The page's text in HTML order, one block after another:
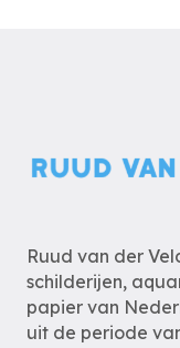
Ruud van der
schilderijen,
papier van
uit de periode